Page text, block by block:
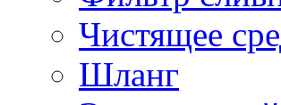
Чистящее
Шланг